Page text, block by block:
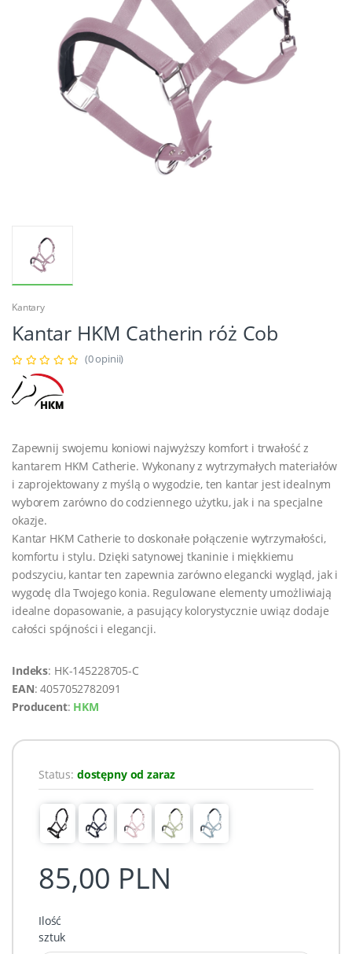
Kantary
Kantar HKM Catherin róż Cob
(0 opinii)
Zapewnij swojemu koniowi najwyższy komfort i trwałość z
kantarem HKM Catherie. Wykonany z wytrzymałych materiałów
i zaprojektowany z myślą o wygodzie, ten kantar jest idealnym
wyborem zarówno do codziennego użytku, jak i na specjalne
okazje.
Kantar HKM Catherie to doskonałe połączenie wytrzymałości,
komfortu i stylu. Dzięki satynowej tkaninie i miękkiemu
podszyciu, kantar ten zapewnia zarówno elegancki wygląd, jak i
wygodę dla Twojego konia. Regulowane elementy umożliwiają
idealne dopasowanie, a pasujący kolorystycznie uwiąz dodaje
całości spójności i elegancji.
Indeks: HK-145228705-C
EAN: 4057052782091
Producent: HKM
Status: dostępny od zaraz
85,00 PLN
Ilość
sztuk